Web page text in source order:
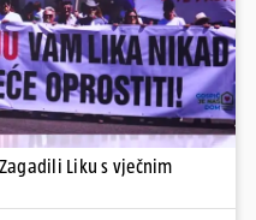
Liku s vječnim